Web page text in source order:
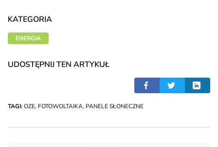
KATEGORIA
ENERGIA
UDOSTĘPNIJ TEN ARTYKUŁ
TAGI:OZE, FOTOWOLTAIKA, PANELE SŁONECZNE